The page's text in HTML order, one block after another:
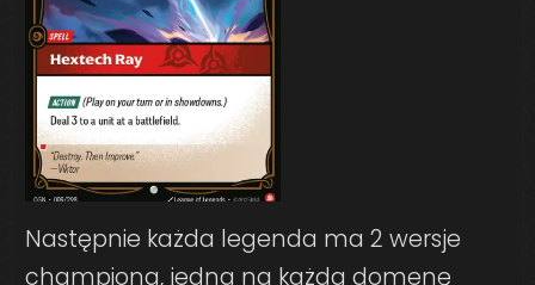
Następnie każda legenda ma 2 wersje
championa, jedna na każdą domenę